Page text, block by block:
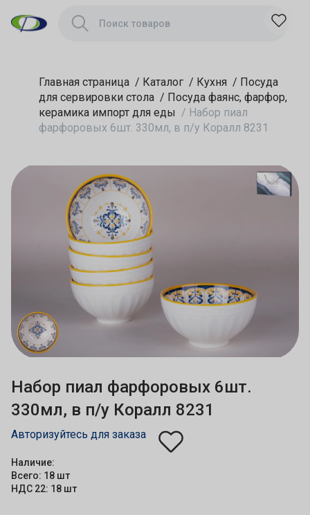
Главная страница / Каталог / Кухня / Посуда
для сервировки стола / Посуда фаянс, фарфор,
керамика импорт для еды / Набор пиал
фарфоровых 6шт. 330мл, в п/у Коралл 8231
Набор пиал фарфоровых 6шт.
330мл, в п/у Коралл 8231
Авторизуйтесь для заказа
Наличие:
Всего: 18 шт
НДС 22: 18 шт